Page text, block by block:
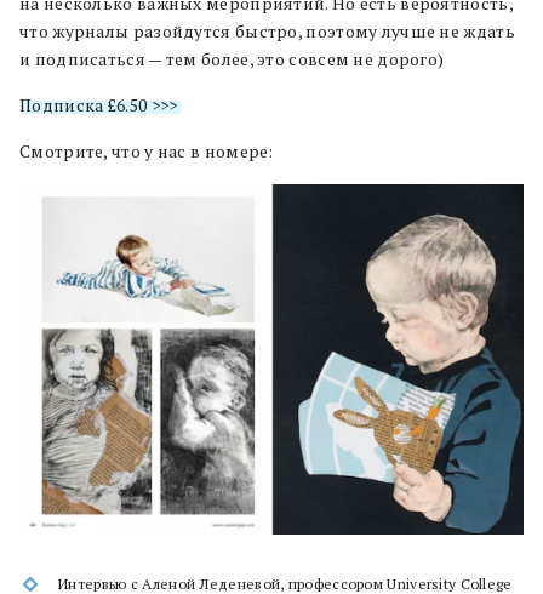
что журналы разойдутся быстро, поэтому лучше не ждать
и подписаться — тем более, это совсем не дорого)
Подписка £6.50 >>>
Смотрите, что у нас в номере:
Интервью с Аленой Леденевой, профессором University College